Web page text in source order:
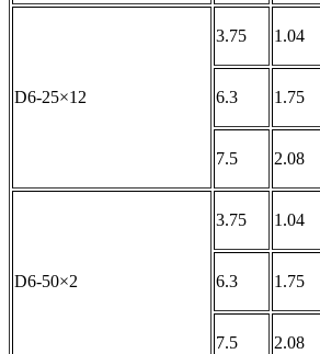
D6-25×12
3.75 1.04
6.3 1.75
7.5 2.08
D6-50×2
3.75 1.04
6.3 1.75
7.5 2.08